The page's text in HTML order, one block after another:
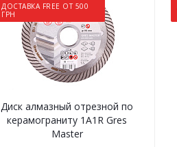
ДОСТАВКА FREE ОТ 500
ГРН
Диск алмазный отрезной по
керамограниту 1A1R Gres
Master